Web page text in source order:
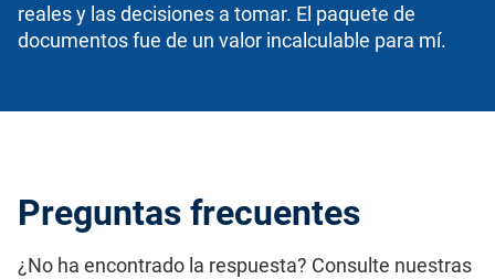
reales y las decisiones a tomar. El paquete de
documentos fue de un valor incalculable para mí.
Preguntas frecuentes
¿No ha encontrado la respuesta? Consulte nuestras